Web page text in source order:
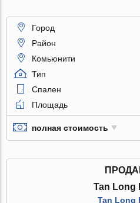
Город
Район
Комьюнити
Тип
Спален
Площадь
полная стоимость
Tan Long
Tan Long